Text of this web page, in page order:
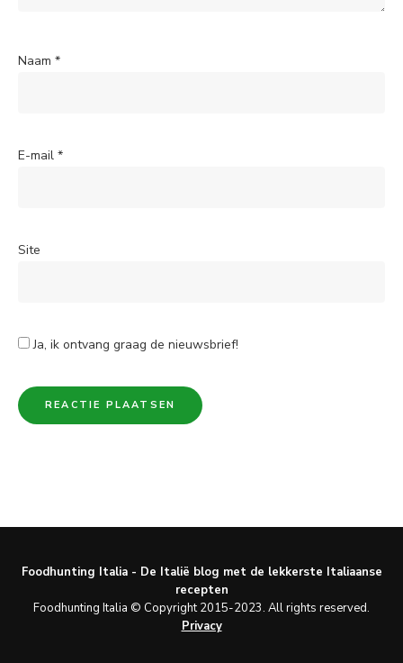
Naam *
E-mail *
Site
Ja, ik ontvang graag de nieuwsbrief!
Foodhunting Italia - De Italië blog met de lekkerste Italiaanse
recepten
Foodhunting Italia © Copyright 2015-2023. All rights reserved.
Privacy